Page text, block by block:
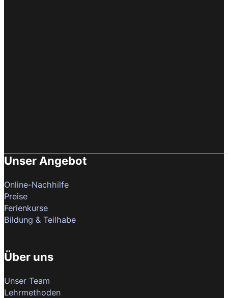
Unser Angebot
Online-Nachhilfe
Preise
Ferienkurse
Bildung & Teilhabe
Über uns
Unser Team
Lehrmethoden